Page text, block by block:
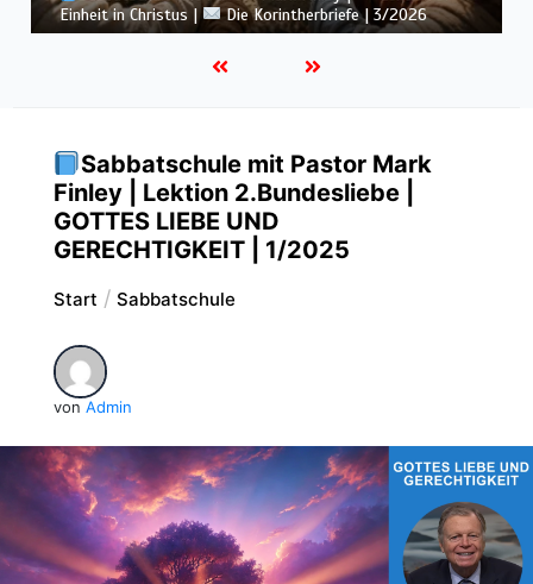
Botschaft vom Kreuz |
Die Korintherbriefe | 3/2026
Sabbatschule mit Pastor Mark
Finley | Lektion 2.Bundesliebe |
GOTTES LIEBE UND
GERECHTIGKEIT | 1/2025
Start Sabbatschule
von Admin